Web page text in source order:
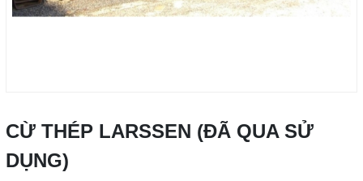
CỪ THÉP LARSSEN (ĐÃ QUA SỬ
DỤNG)